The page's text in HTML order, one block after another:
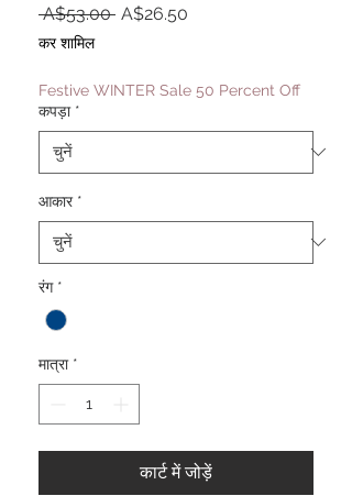
A$53.00 नियमित
A$26.50
कर शामिल
Festive WINTER Sale 50 Percent Off
कपड़ा *
आकार *
रंग *
मात्रा *
कार्ट में जोड़ें